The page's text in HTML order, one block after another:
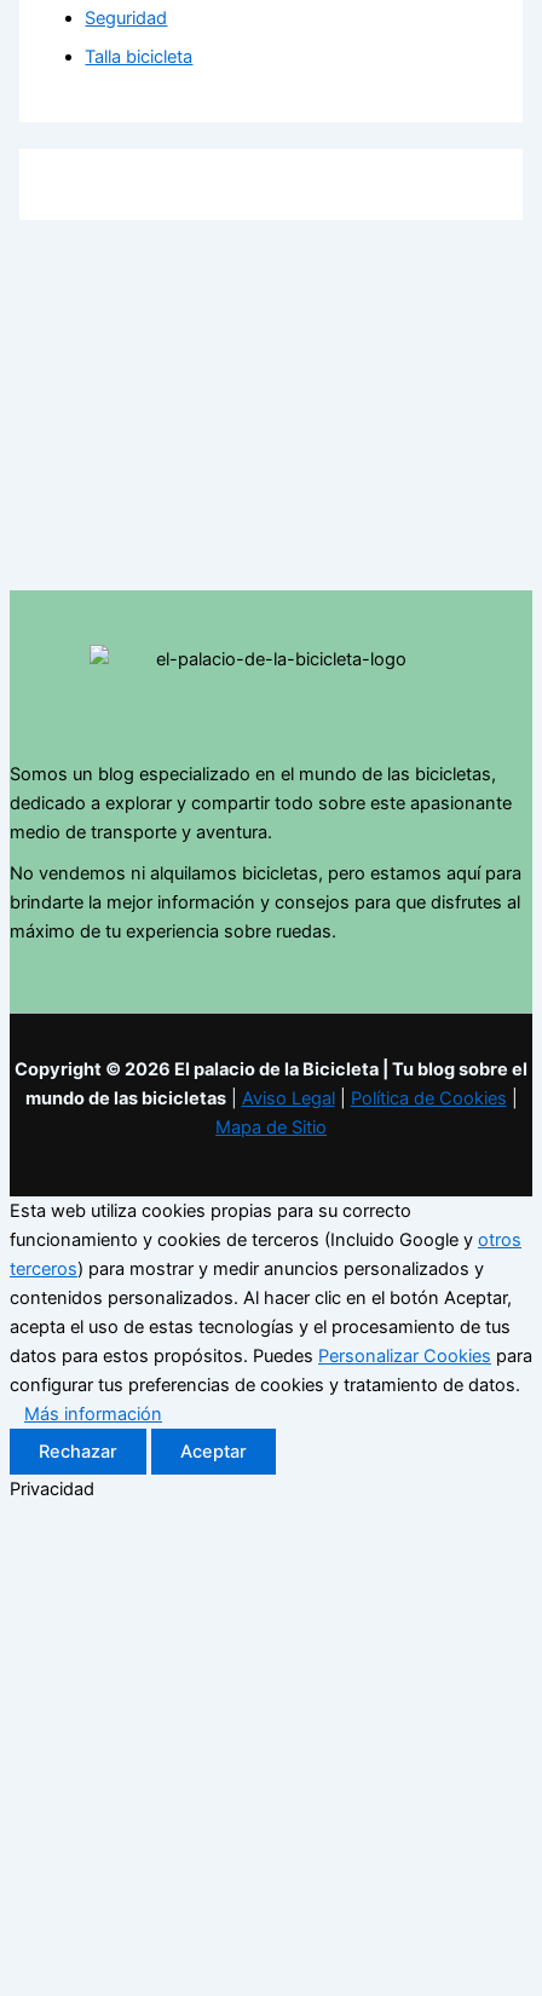
Seguridad
Talla bicicleta
Somos un blog especializado en el mundo de las bicicletas,
dedicado a explorar y compartir todo sobre este apasionante
medio de transporte y aventura.
No vendemos ni alquilamos bicicletas, pero estamos aquí para
brindarte la mejor información y consejos para que disfrutes al
máximo de tu experiencia sobre ruedas.
Copyright © 2026 El palacio de la Bicicleta | Tu blog sobre el
mundo de las bicicletas| Aviso Legal| Política de Cookies
Mapa de Sitio
Esta web utiliza cookies propias para su correcto
funcionamiento y cookies de terceros (Incluido Google y otros
terceros) para mostrar y medir anuncios personalizados y
contenidos personalizados. Al hacer clic en el botón Aceptar,
acepta el uso de estas tecnologías y el procesamiento de tus
datos para estos propósitos. Puedes Personalizar Cookies para
configurar tus preferencias de cookies y tratamiento de datos.
Más información
Rechazar
Aceptar
Privacidad